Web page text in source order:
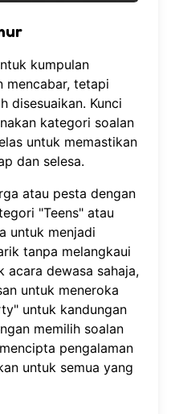
kumpulan
mencabar, tetapi
disesuaikan. Kunci
kategori soalan
untuk memastikan
dan selesa.
atau pesta dengan
"Teens" atau
untuk menjadi
tanpa melangkaui
acara dewasa sahaja,
untuk meneroka
untuk kandungan
memilih soalan
pengalaman
untuk semua yang